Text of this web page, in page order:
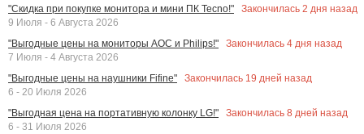
"Скидка при покупке монитора и мини ПК Tecno!"
Закончилась 2 дня назад
9 Июля - 6 Августа 2026
"Выгодные цены на мониторы AOC и Philips!"
Закончилась 4 дня назад
7 Июля - 4 Августа 2026
"Выгодные цены на наушники Fifine"
Закончилась 19 дней назад
6 - 20 Июля 2026
"Выгодная цена на портативную колонку LG!"
Закончилась 8 дней назад
6 - 31 Июля 2026